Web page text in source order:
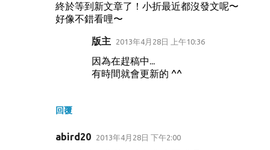
終於等到新文章了！小折最近都沒發文呢〜
好像不錯看哩〜
回覆
版主 2013年4月28日 上午10:36
因為在趕稿中...
有時間就會更新的 ^^
abird20 2013年4月28日 下午2:00